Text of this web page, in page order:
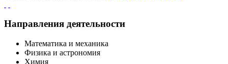
Направления деятельности
Математика и механика
Физика и астрономия
Химия